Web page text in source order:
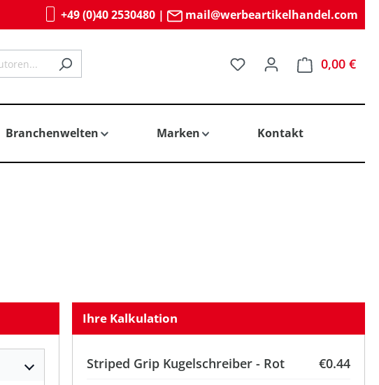
+49 (0)40 2530480| mail@werbeartikelhandel.com
Du hast 0 Produkte auf
0,00 €
Branchenwelten Marken Kontakt
Ihre Kalkulation
Striped Grip Kugelschreiber - Rot €0.44